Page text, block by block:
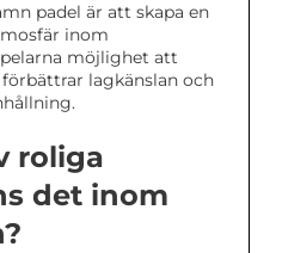
padel är att skapa en
inom
möjlighet att
lagkänslan och
roliga
det inom